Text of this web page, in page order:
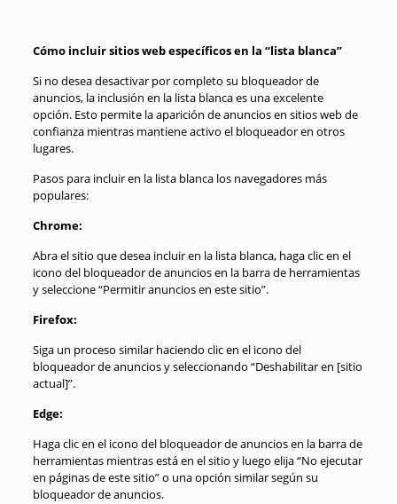
Cómo incluir sitios web específicos en la “lista blanca”
Si no desea desactivar por completo su bloqueador de
anuncios, la inclusión en la lista blanca es una excelente
opción. Esto permite la aparición de anuncios en sitios web de
confianza mientras mantiene activo el bloqueador en otros
lugares.
Pasos para incluir en la lista blanca los navegadores más
populares:
Chrome:
Abra el sitio que desea incluir en la lista blanca, haga clic en el
icono del bloqueador de anuncios en la barra de herramientas
y seleccione “Permitir anuncios en este sitio”.
Firefox:
Siga un proceso similar haciendo clic en el icono del
bloqueador de anuncios y seleccionando “Deshabilitar en [sitio
actual]”.
Edge:
Haga clic en el icono del bloqueador de anuncios en la barra de
herramientas mientras está en el sitio y luego elija “No ejecutar
en páginas de este sitio” o una opción similar según su
bloqueador de anuncios.